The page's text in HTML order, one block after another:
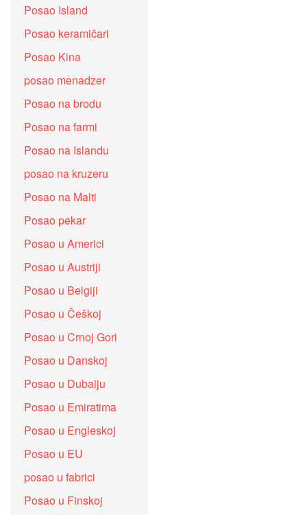
Posao Island
Posao keramičari
Posao Kina
posao menadzer
Posao na brodu
Posao na farmi
Posao na Islandu
posao na kruzeru
Posao na Malti
Posao pekar
Posao u Americi
Posao u Austriji
Posao u Belgiji
Posao u Češkoj
Posao u Crnoj Gori
Posao u Danskoj
Posao u Dubaiju
Posao u Emiratima
Posao u Engleskoj
Posao u EU
posao u fabrici
Posao u Finskoj